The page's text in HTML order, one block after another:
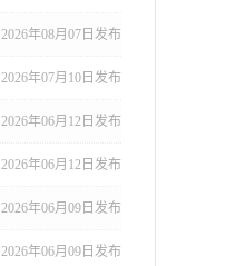
2026年08月07日发布
2026年07月10日发布
2026年06月12日发布
2026年06月12日发布
2026年06月09日发布
2026年06月09日发布